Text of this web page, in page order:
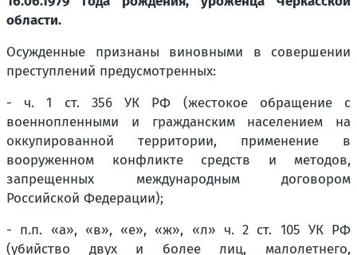
области.
Осужденные признаны виновными в совершении
преступлений предусмотренных:
- ч. 1 ст. 356 УК РФ (жестокое обращение с
военнопленными и гражданским населением на
оккупированной территории, применение в
вооруженном конфликте средств и методов,
запрещенных международным договором
Российской Федерации);
- п.п. «а», «в», «е», «ж», «л» ч. 2 ст. 105 УК РФ
(убийство двух и более лиц, малолетнего,